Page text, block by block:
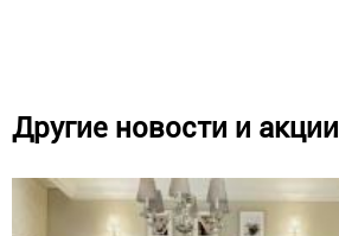
Другие новости и акции